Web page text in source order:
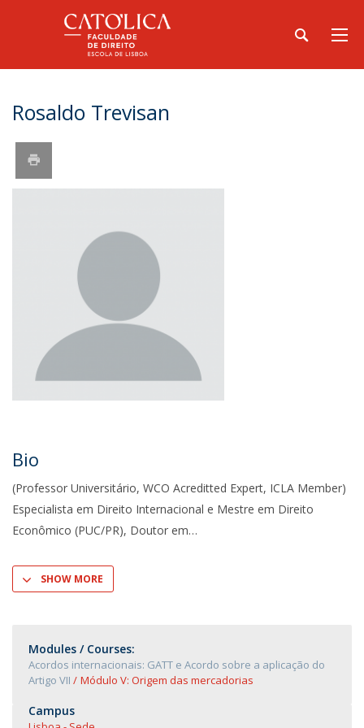
Rosaldo Trevisan
Bio
(Professor Universitário, WCO Acreditted Expert, ICLA Member)
Especialista em Direito Internacional e Mestre em Direito
Econômico (PUC/PR), Doutor em
SHOW MORE
Modules / Courses:
Acordos internacionais: GATT e Acordo sobre a aplicação do
Artigo VII
Módulo V: Origem das mercadorias
Campus